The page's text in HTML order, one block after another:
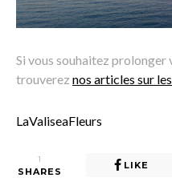
Si vous souhaitez prolonger
trouverez nos articles sur
LaValiseaFleurs
1
SHARES
LIKE